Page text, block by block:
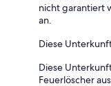
nicht garantiert
an.
Diese
Diese
Feuerlöscher